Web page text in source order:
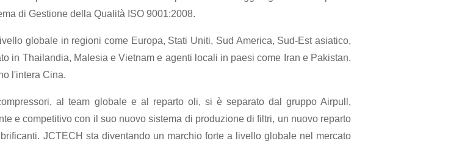
di Gestione della Qualità ISO 9001:2008.
globale in regioni come Europa, Stati Uniti, Sud America, Sud-Est asiatico,
in Thailandia, Malesia e Vietnam e agenti locali in paesi come Iran e Pakistan.
l'intera Cina.
al team globale e al reparto oli, si è separato dal gruppo Airpull,
e competitivo con il suo nuovo sistema di produzione di filtri, un nuovo reparto
JCTECH sta diventando un marchio forte a livello globale nel mercato